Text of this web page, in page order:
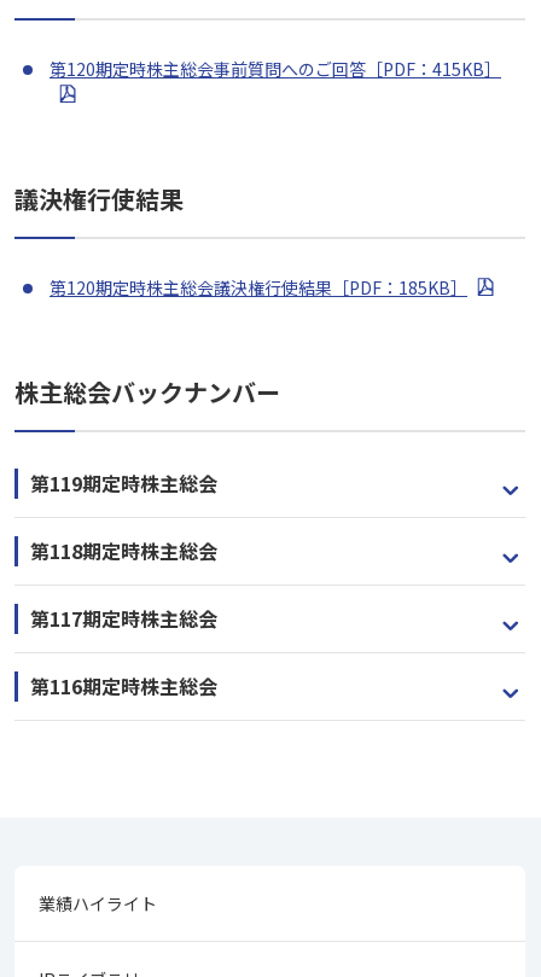
第120期定時株主総会事前質問へのご回答［PDF：415KB］
議決権行使結果
第120期定時株主総会議決権行使結果［PDF：185KB］
株主総会バックナンバー
第119期定時株主総会
第118期定時株主総会
第117期定時株主総会
第116期定時株主総会
業績ハイライト